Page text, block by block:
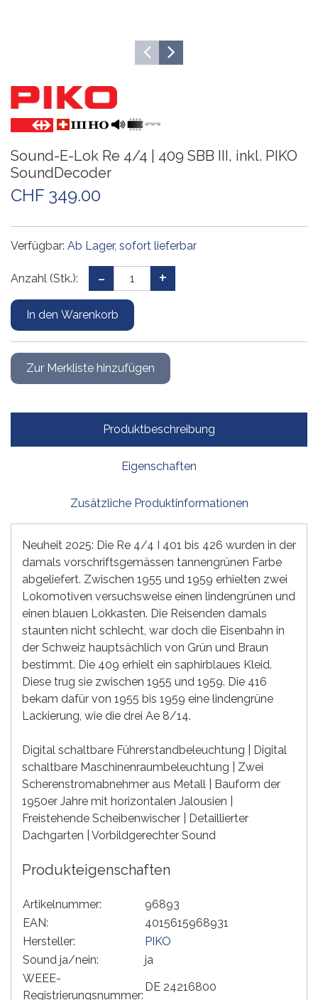
Sound-E-Lok Re 4/4 | 409 SBB III, inkl. PIKO
SoundDecoder
CHF 349.00
Verfügbar: Ab Lager, sofort lieferbar
Anzahl (Stk.):
Produktbeschreibung
Eigenschaften
Zusätzliche Produktinformationen
Neuheit 2025: Die Re 4/4 I 401 bis 426 wurden in der
damals vorschriftsgemässen tannengrünen Farbe
abgeliefert. Zwischen 1955 und 1959 erhielten zwei
Lokomotiven versuchsweise einen lindengrünen und
einen blauen Lokkasten. Die Reisenden damals
staunten nicht schlecht, war doch die Eisenbahn in
der Schweiz hauptsächlich von Grün und Braun
bestimmt. Die 409 erhielt ein saphirblaues Kleid.
Diese trug sie zwischen 1955 und 1959. Die 416
bekam dafür von 1955 bis 1959 eine lindengrüne
Lackierung, wie die drei Ae 8/14.
Digital schaltbare Führerstandbeleuchtung | Digital
schaltbare Maschinenraumbeleuchtung | Zwei
Scherenstromabnehmer aus Metall | Bauform der
1950er Jahre mit horizontalen Jalousien |
Freistehende Scheibenwischer | Detaillierter
Dachgarten | Vorbildgerechter Sound
Produkteigenschaften
Artikelnummer:
96893
EAN:
4015615968931
Hersteller:
PIKO
Sound ja/nein:
ja
WEEE-
Registrierungsnummer:
DE 24216800